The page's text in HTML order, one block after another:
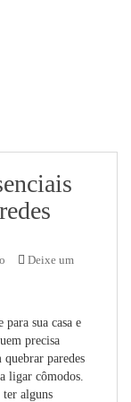
Deixe um
sua casa e
precisa
paredes
ligar cômodos.
ter alguns